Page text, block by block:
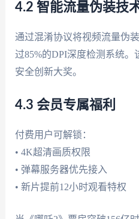
4.2 智能流量伪装技
通过混淆协议将视频流量伪
过85%的DPI深度检测系统。
安全创新大奖。
4.3 会员专属福利
付费用户可解锁：
• 4K超清画质权限
• 弹幕服务器优先接入
• 新片提前12小时观看特权